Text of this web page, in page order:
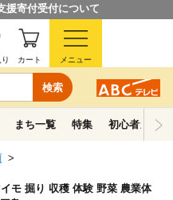
援寄付受付について
検索
カート メニュー
まち一覧 特集 初心者ガイド
モ 掘り 収穫 体験 野菜 農業体